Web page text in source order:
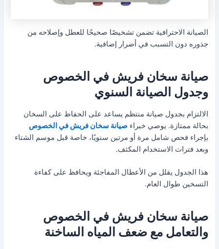
الصيانة الاحترافية تضمن تشخيصًا صحيحًا للعطل وإصلاحه من
جذوره دون التسبب في أضرار إضافية.
صيانة سخان فريش في الخصوص
وجدول الصيانة السنوي
الالتزام بجدول صيانة منتظم يساعد على الحفاظ على السخان
بحالة ممتازة. يوصي خبراءصيانة سخان فريش في الخصوص
بإجراء فحص شامل مرة أو مرتين سنويًا، خاصة قبل موسم الشتاء
وبعد فترات الاستخدام المكثف.
هذا الجدول يقلل من الأعطال المفاجئة ويحافظ على كفاءة
التسخين طوال العام.
صيانة سخان فريش في الخصوص
والتعامل مع ضعف المياه الساخنة